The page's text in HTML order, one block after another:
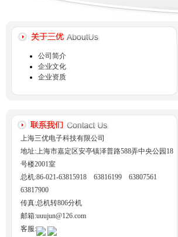
公司简介
企业文化
企业资质
上海三优电子科技有限公司
地址:上海市嘉定区安亭镇泽普路588弄中央公园18
号楼2001室
总机:86-021-63815918 63816199 63807561
63817900
传真:总机转806分机
邮箱:uuujun@126.com
客服: